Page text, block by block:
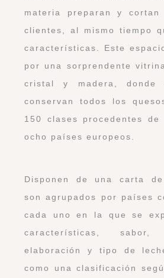
materia preparan y
clientes, al mismo tiempo
características. Este
por una sorprendente
cristal y madera, donde
conservan todos los
150 clases procedentes
ocho países europeos.
Disponen de una carta
son agrupados por países
cada uno en la que se
características,
elaboración y tipo de
como una clasificación